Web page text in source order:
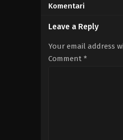
&
US
2025-
29
Domingo,Eugene
Komentari
Leave a Reply
Your email address
Comment *